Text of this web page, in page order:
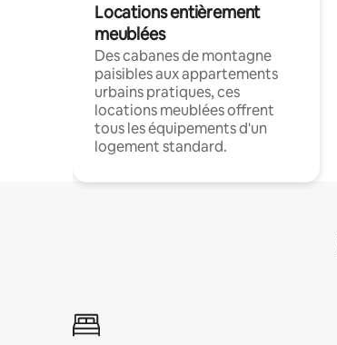
Locations entièrement
meublées
Des cabanes de montagne
paisibles aux appartements
urbains pratiques, ces
locations meublées offrent
tous les équipements d'un
logement standard.